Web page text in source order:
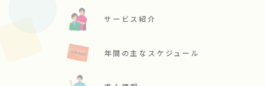
サービス紹介
年間の主なスケジュール